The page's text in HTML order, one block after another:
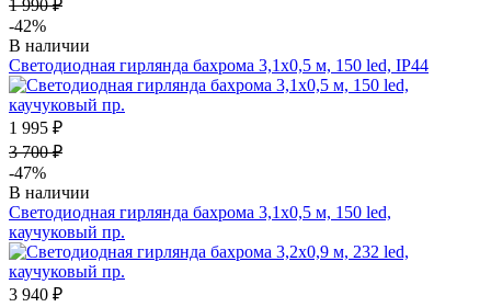
1 990 ₽
-42%
В наличии
Светодиодная гирлянда бахрома 3,1х0,5 м, 150 led, IP44
1 995 ₽
3 700 ₽
-47%
В наличии
Светодиодная гирлянда бахрома 3,1х0,5 м, 150 led,
каучуковый пр.
3 940 ₽